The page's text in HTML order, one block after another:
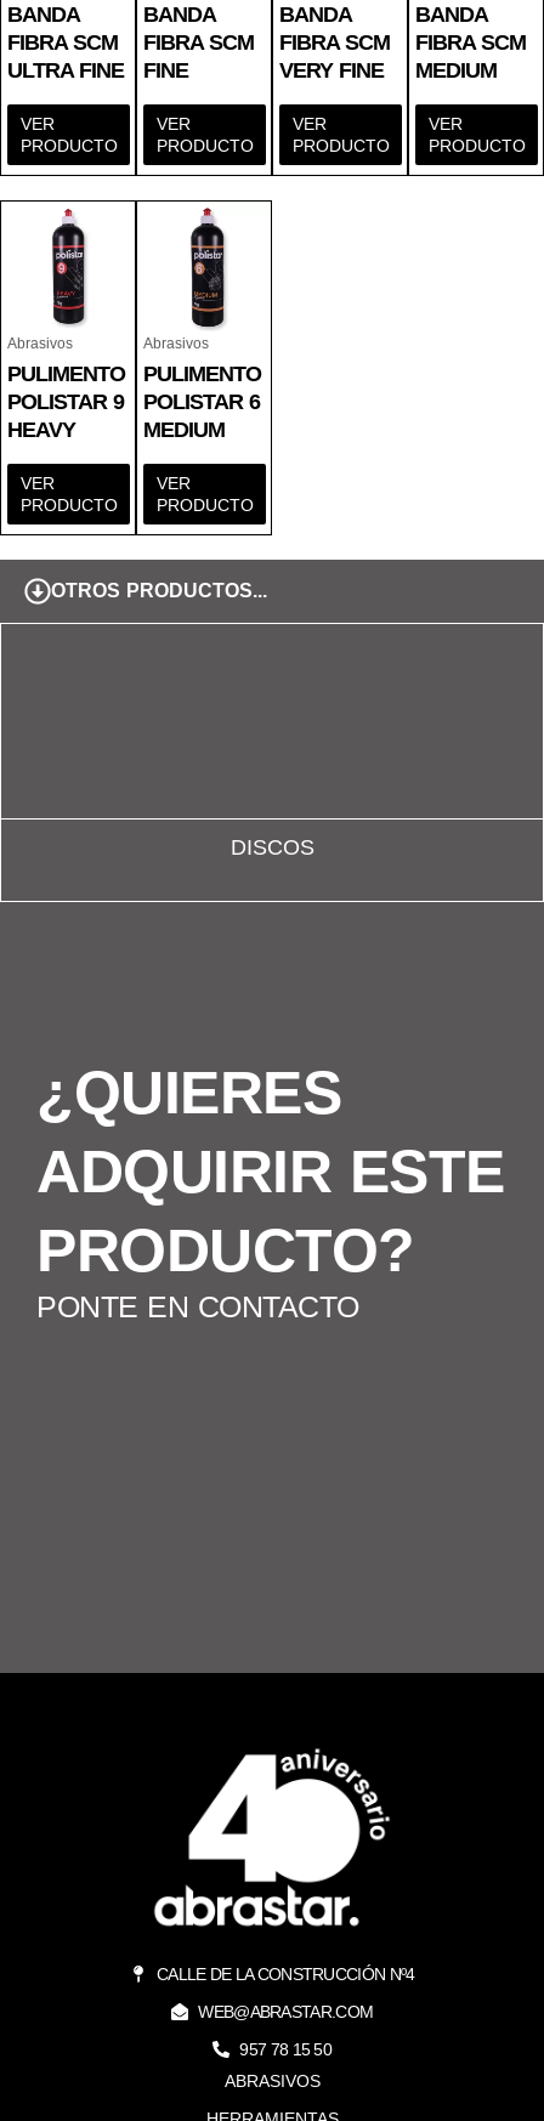
BANDA
FIBRA SCM
ULTRA FINE
VER
PRODUCTO
BANDA
FIBRA SCM
FINE
VER
PRODUCTO
BANDA
FIBRA SCM
VERY FINE
VER
PRODUCTO
BANDA
FIBRA SCM
MEDIUM
VER
PRODUCTO
Abrasivos
PULIMENTO
POLISTAR 9
HEAVY
VER
PRODUCTO
Abrasivos
PULIMENTO
POLISTAR 6
MEDIUM
VER
PRODUCTO
OTROS PRODUCTOS...
DISCOS
¿QUIERES
ADQUIRIR ESTE
PRODUCTO?
PONTE EN CONTACTO
ABRASIVOS
CALLE DE LA CONSTRUCCIÓN Nº4
WEB@ABRASTAR.COM
957 78 15 50